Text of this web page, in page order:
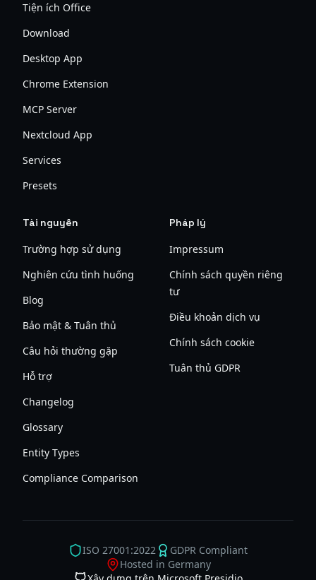
Tiện ích Office
Download
Desktop App
Chrome Extension
MCP Server
Nextcloud App
Services
Presets
Tài nguyên
Trường hợp sử dụng
Nghiên cứu tình huống
Blog
Bảo mật & Tuân thủ
Câu hỏi thường gặp
Hỗ trợ
Changelog
Glossary
Entity Types
Compliance Comparison
Pháp lý
Impressum
Chính sách quyền riêng
tư
Điều khoản dịch vụ
Chính sách cookie
Tuân thủ GDPR
ISO 27001:2022
GDPR Compliant
Hosted in Germany